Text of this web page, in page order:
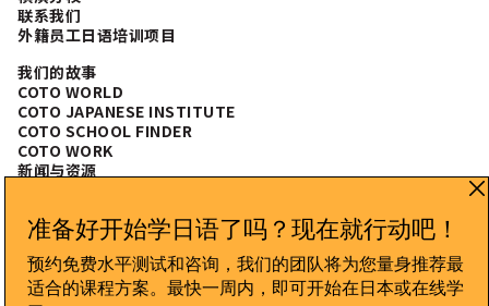
完整的自我介绍。无论你是短期来日本好奇，还是长期生
活，都可以这样说： 介绍你的职业？日本で何をしています
か？ 无论你是学生还是上班族，介绍职业在日本文化中很重
要。 兴趣和爱好 在轻松场合分享兴趣爱好可以让自我介绍更
有亲和力。 最后一步：よろしく Yoroshiku! 自我介绍通常
以 よろしくお願いします 结束，表示期待与新朋友或同事的
良好关系。 随意表达 正式表达 礼貌表达 自我介绍完整示例
[…]
联系我们
外籍员工日语培训项目
我们的故事
COTO WORLD
COTO JAPANESE INSTITUTE
COTO SCHOOL FINDER
COTO WORK
新闻与资源
CONNECT WITH US